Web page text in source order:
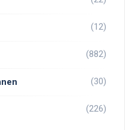
(12)
(882)
(30)
(226)